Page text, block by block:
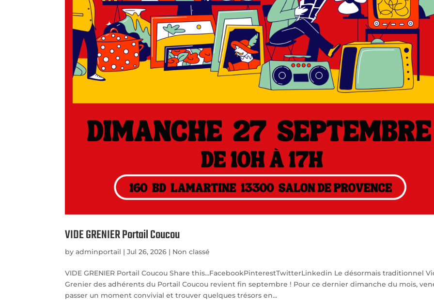
VIDE GRENIER Portail Coucou
byadminportail |Jul 26, 2026 | Non classé
VIDE GRENIER Portail Coucou Share this...FacebookPinterestTwitterLinkedin Le désormais traditionnel
Grenier des adhérents du Portail Coucou revient fin septembre ! Pour ce dernier dimanche du mois,
passer un moment convivial et trouver quelques trésors en...